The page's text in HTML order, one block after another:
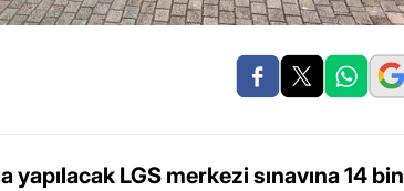
LGS merkezi sınavına 14 bin